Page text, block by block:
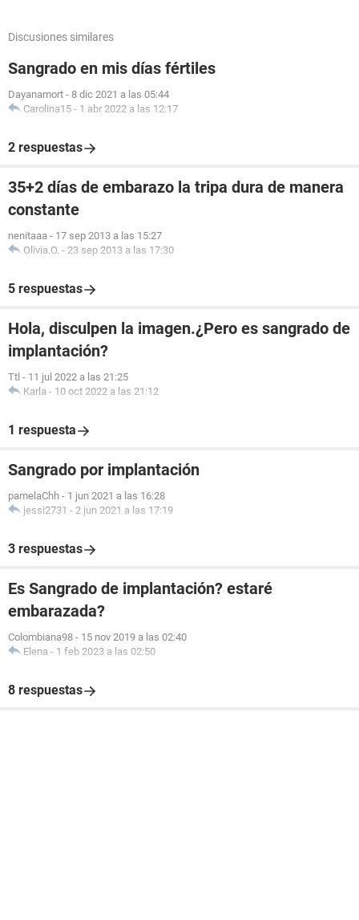
Discusiones similares
Sangrado en mis días fértiles
Dayanamort - 8 dic 2021 a las 05:44
Carolina15 - 1 abr 2022 a las 12:17
2 respuestas
35+2 días de embarazo la tripa dura de manera
constante
nenitaaa - 17 sep 2013 a las 15:27
Olivia.O. - 23 sep 2013 a las 17:30
5 respuestas
Hola, disculpen la imagen.¿Pero es sangrado de
implantación?
Ttl - 11 jul 2022 a las 21:25
Karla - 10 oct 2022 a las 21:12
1 respuesta
Sangrado por implantación
pamelaChh - 1 jun 2021 a las 16:28
jessi2731 - 2 jun 2021 a las 17:19
3 respuestas
Es Sangrado de implantación? estaré
embarazada?
Colombiana98 - 15 nov 2019 a las 02:40
Elena - 1 feb 2023 a las 02:50
8 respuestas